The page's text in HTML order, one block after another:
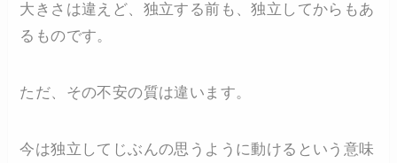
大きさは違えど、独立する前も、独立してからもあ
るものです。
ただ、その不安の質は違います。
今は独立してじぶんの思うように動けるという意味